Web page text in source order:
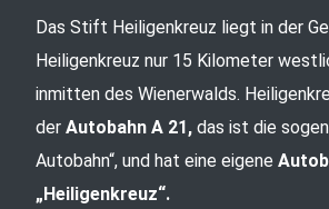
Das Stift Heiligenkreuz liegt in der
Heiligenkreuz nur 15 Kilometer
inmitten des Wienerwalds.
der Autobahn A 21, das ist die
Autobahn“, und hat eine eigene
„Heiligenkreuz“.